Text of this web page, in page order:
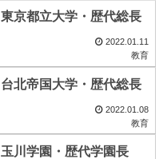
東京都立大学・歴代総長
2022.01.11
教育
台北帝国大学・歴代総長
2022.01.08
教育
玉川学園・歴代学園長